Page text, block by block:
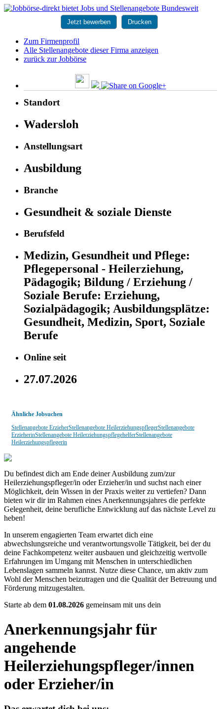
Jetzt bewerben Drucken
Zum Firmenprofil
Alle Stellenangebote dieser Firma anzeigen
zurück zur Jobbörse
Standort
Wadersloh
Anstellungsart
Ausbildung
Branche
Gesundheit & soziale Dienste
Berufsfeld
Medizin, Gesundheit und Pflege:
Pflegepersonal - Heilerziehung,
Pädagogik; Bildung / Erziehung /
Soziale Berufe: Erziehung,
Sozialpädagogik; Ausbildungsplätze:
Gesundheit, Medizin, Sport, Soziale
Berufe
Online seit
27.07.2026
Ähnliche Jobsuchen
Stellenangebote ErzieherStellenangebote HeilerziehungspflegerStellenangebote
ErzieherinStellenangebote HeilerziehungspflegehelferStellenangebote
Heilerziehungspflegerin
Du befindest dich am Ende deiner Ausbildung zum/zur
Heilerziehungspfleger/in oder Erzieher/in und suchst nach einer
Möglichkeit, dein Wissen in der Praxis weiter zu vertiefen? Dann
bieten wir dir im Rahmen eines Anerkennungsjahres die perfekte
Gelegenheit, deine berufliche Entwicklung auf das nächste Level zu
heben!
In unserem engagierten Team erwartet dich eine
abwechslungsreiche und verantwortungsvolle Tätigkeit, bei der du
deine Fachkompetenz weiter ausbauen und gleichzeitig wertvolle
Erfahrungen im Umgang mit Menschen in unterschiedlichen
Lebenslagen sammeln kannst. Nutze diese Chance, um aktiv zum
Wohl der Menschen beizutragen und die Qualität der Betreuung und
Förderung mitzugestalten.
Starte ab dem 01.08.2026 gemeinsam mit uns dein
Anerkennungsjahr für
angehende
Heilerziehungspfleger/innen
oder Erzieher/in